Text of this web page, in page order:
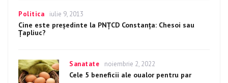
Categories
Politica
Posted
on
iulie 9, 2013
Cine este preşedinte la PNŢCD Constanţa: Chesoi sau
Ţapliuc?
Categories
Sanatate
Posted
on
noiembrie 2, 2022
Cele 5 beneficii ale oualor pentru par